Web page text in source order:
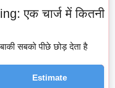
एक चार्ज में कितनी
सबको पीछे छोड़ देता है
Estimate